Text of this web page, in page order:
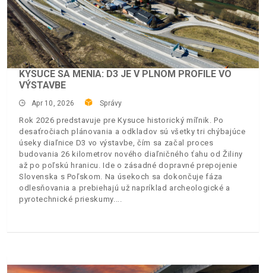
KYSUCE SA MENIA: D3 JE V PLNOM PROFILE VO
VÝSTAVBE
Apr 10, 2026 Správy
Rok 2026 predstavuje pre Kysuce historický míľnik. Po
desaťročiach plánovania a odkladov sú všetky tri chýbajúce
úseky diaľnice D3 vo výstavbe, čím sa začal proces
budovania 26 kilometrov nového diaľničného ťahu od Žiliny
až po poľskú hranicu. Ide o zásadné dopravné prepojenie
Slovenska s Poľskom. Na úsekoch sa dokončuje fáza
odlesňovania a prebiehajú už napríklad archeologické a
pyrotechnické prieskumy.